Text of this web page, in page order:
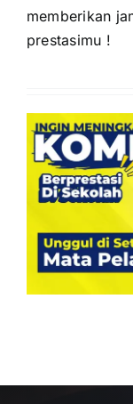
memberikan
prestasimu !